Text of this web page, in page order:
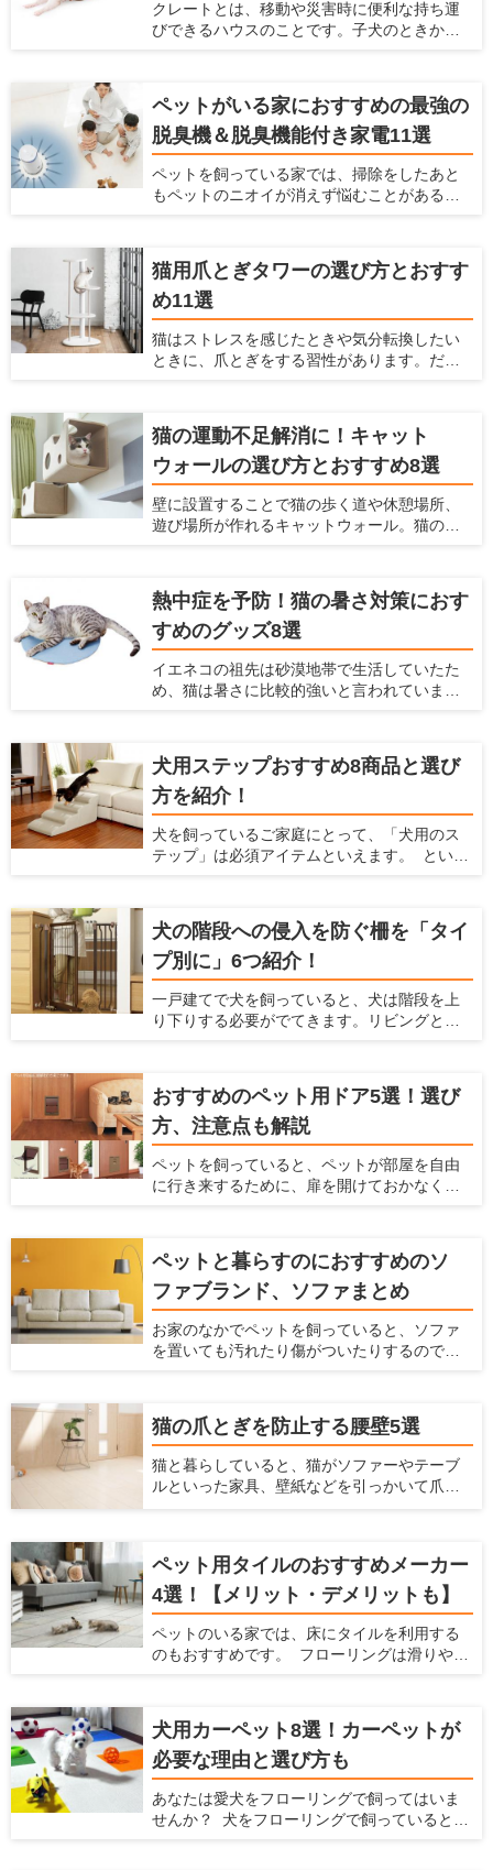
ポイントとフロアコーティングとの違い、お
すすめ商品5つを紹介します。
クレートとは、移動や災害時に便利な持ち運
びできるハウスのことです。子犬のときから
は、クレートの使い方と選び方を紹介すると
ともに、素材別おすすめ商品を7つピックアッ
プして紹介します。
ペットがいる家におすすめの最強の
脱臭機＆脱臭機能付き家電11選
ペットを飼っている家では、掃除をしたあと
もペットのニオイが消えず悩むことがあるか
屋のニオイを大きく減らすことができます。
ただ脱臭機を選ぶときには、どれを選べばい
いかわからないことも多いです。今回は、
ペットがいる家で脱臭機を置くとよい理由
や、どうやって選ぶべきか、おすすめの脱臭
機と脱臭機能付き家電を紹介するので参考に
猫用爪とぎタワーの選び方とおすす
め11選
猫はストレスを感じたときや気分転換したい
ときに、爪とぎをする習性があります。だか
愛猫に不適切な場所で爪をとがれることは大
きな悩みとなります。飼い主を悩ませる爪を
といでしまいやすい代表的な場所は、壁・
柱・ソファーなどがあげられます。愛猫の不
適切な場所での爪とぎの対策は「愛猫が好む
爪とぎ場を十分に用意すること」です。 今回
猫の運動不足解消に！キャット
ウォールの選び方とおすすめ8選
壁に設置することで猫の歩く道や休憩場所、
遊び場所が作れるキャットウォール。猫の祖
場所にいた方が外敵から身を守りやすい」と
いう本能から安心感がうまれます。 また猫の
行動可能範囲が三次元化されることにより、
猫のストレス解消・運動不足解消にも役立ち
ます。 最近のキャットウォールには、複数の
パーツをそれぞれ設置し組み合わせて使うも
事では、キャットウォールの選び方とおすす
め商品を紹介します。
熱中症を予防！猫の暑さ対策におす
すめのグッズ8選
イエネコの祖先は砂漠地帯で生活していたた
め、猫は暑さに比較的強いと言われていま
発汗による体温調節ができません。 体温が急
激に上がるとなかなか体温を下げられず、夏
の暑い時期には熱中症になってしまう危険性
があります。 熱中症になると命を落とす可能
性もあるので、飼い主はしっかり猫の暑さ対
策をしてあげなくてはなりません。 そこで今
グッズを紹介します。
犬用ステップおすすめ8商品と選び
方を紹介！
犬を飼っているご家庭にとって、「犬用のス
テップ」は必須アイテムといえます。 という
からです。もし犬を飼っているなら、"犬用の
ステップを準備するのがおすすめ。 ここで
は、犬と飼い主のための住宅情報を提供して
いる愛犬家住宅が、犬用のステップの重要性
やその使い方を解説するとともに、おすすめ
のステップを紹介しようと思います。
犬の階段への侵入を防ぐ柵を「タイ
プ別に」6つ紹介！
一戸建てで犬を飼っていると、犬は階段を上
り下りする必要がでてきます。リビングとは
ならないのです。 しかし、この階段の上り下
りは、犬にとって大きな危険をはらんでいま
す。早く対策をしておかないと、犬の体に大
きなダメージを与えることになってしまいま
す。 ここでは、犬が階段に入るのを防ぐ柵
と、階段が犬に及ぼすダメージやリスクを解
おすすめのペット用ドア5選！選び
方、注意点も解説
ペットを飼っていると、ペットが部屋を自由
に行き来するために、扉を開けておかなくて
トイレをおいている時には、部屋に臭いが
入ってきてしまいます。 かといって閉めてお
いても、ペットが移動したいという時に毎回
開け閉めしなくてはならず、面倒ですよね。
そんなときには、ペット用ドアを設置するの
がおすすめです。 ペット用ドアとは、通常の
ペットがお部屋を自由に行き来ができるの
で、とても便利です。 ここでは、おすすめ商
品を紹介するとともに、ペット用ドアの知ら
れざるメリット、ペット用ドアの種類を紹介
します。
ペットと暮らすのにおすすめのソ
ファブランド、ソファまとめ
お家のなかでペットを飼っていると、ソファ
を置いても汚れたり傷がついたりするのでソ
ますし便利です。もしペットを飼っている方
がソファを購入するなら、ソファもペットに
合わせて選ぶ必要があります。 ここでは、
ペットと快適に使えるソファの選び方、お手
入れ方法、おすすめのソファブランドをご紹
猫の爪とぎを防止する腰壁5選
猫と暮らしていると、猫がソファーやテーブ
ルといった家具、壁紙などを引っかいて爪と
の爪とぎを防止する方法や爪とぎ防止に役立
つ腰壁をご紹介します。愛猫の爪とぎ対策を
立てるときの参考にしてみてください。
ペット用タイルのおすすめメーカー
4選！【メリット・デメリットも】
ペットのいる家では、床にタイルを利用する
のもおすすめです。 フローリングは滑りやす
いったデメリットを防げます。 ここでは、
ペットを飼っている家にとってタイルにどの
ようなメリットやデメリットがあるか、どん
なタイルを選べばいいかを解説するととも
に、おすすめのタイルを紹介します。 ペット
を飼っていて、床をタイルにするか検討して
犬用カーペット8選！カーペットが
必要な理由と選び方も
あなたは愛犬をフローリングで飼ってはいま
せんか？ 犬をフローリングで飼っていると、